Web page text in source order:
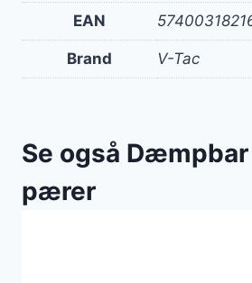
EAN
Brand V-Tac
Se også Dæmpbar
pærer